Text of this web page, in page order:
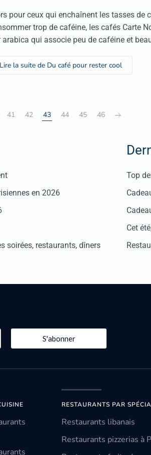
pour ceux qui enchaînent les tasses de
trop de caféine, les cafés Carte
arabica qui associe peu de caféine et
Lire la suite de Du café pour rester cool
41 42 43 44 45 46
en 2026
soirées, restaurants, dîners
Top
Cet
S'abonner
RESTAURANTS PAR
Restaurants libanais
Restaurants pizzerias à